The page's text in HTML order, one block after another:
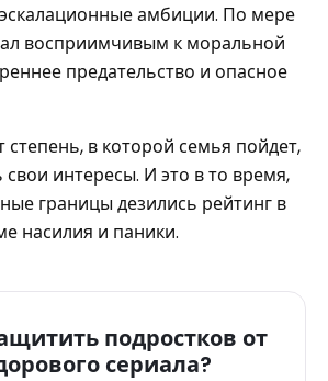
амбиции. По мере
восприимчивым к моральной
предательство и опасное
в которой семья пойдет,
интересы. И это в то время,
границы дезились рейтинг в
насилия и паники.
подростков от
сериала?